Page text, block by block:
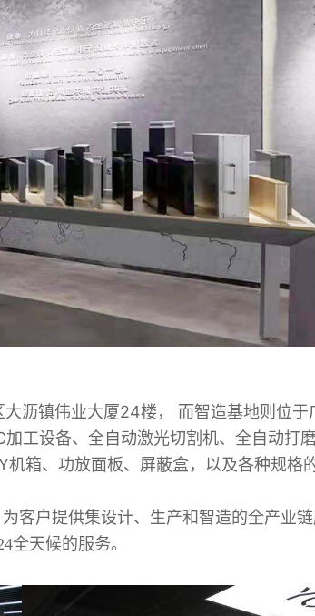
沥镇伟业大厦24楼， 而智造基地则位于
工设备、全自动激光切割机、全自动打
箱、功放面板、屏蔽盒，以及各种规格
户提供集设计、生产和智造的全产业
全天候的服务。